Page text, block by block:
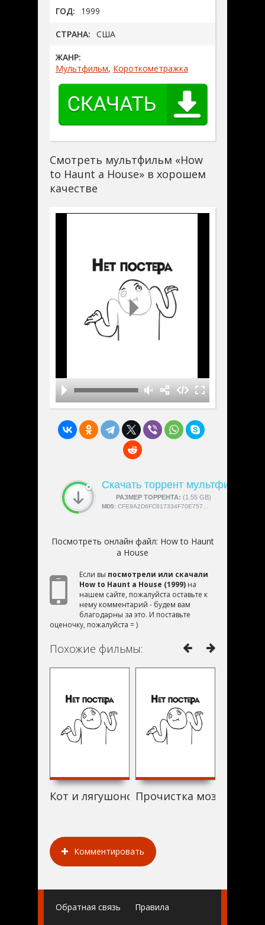
ГОД: 1999
СТРАНА: США
ЖАНР:
Мультфильм, Короткометражка
Смотреть мультфильм «How
to Haunt a House» в хорошем
качестве
Скачать торрент мультфильм
РАЗМЕР ТОРРЕНТА: (1.55 GB)
СКАЧАЛИ:4189
MD5: CFE9A2D6FC817334F70E757AA97BF50D
Посмотреть онлайн файл: How to Haunt
a House
Если вы посмотрели или скачали
How to Haunt a House (1999) на
нашем сайте, пожалуйста оставьте к
нему комментарий - будем вам
благодарны за это. И поставьте
оценочку, пожалуйста = )
Похожие фильмы:
Кот и лягушонок (1999)Прочистка мозга (1999)
Комментировать
Обратная связь Правила